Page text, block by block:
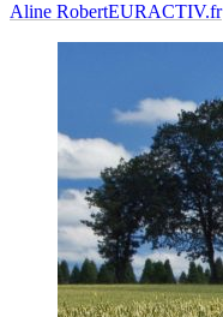
Aline RobertEURACTIV.fr